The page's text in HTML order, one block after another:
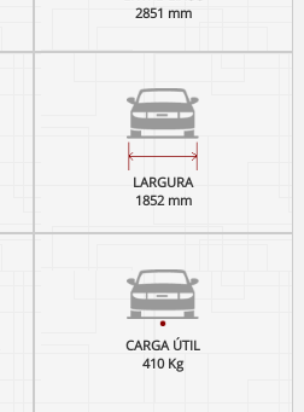
2851 mm
LARGURA
1852 mm
CARGA ÚTIL
410 Kg